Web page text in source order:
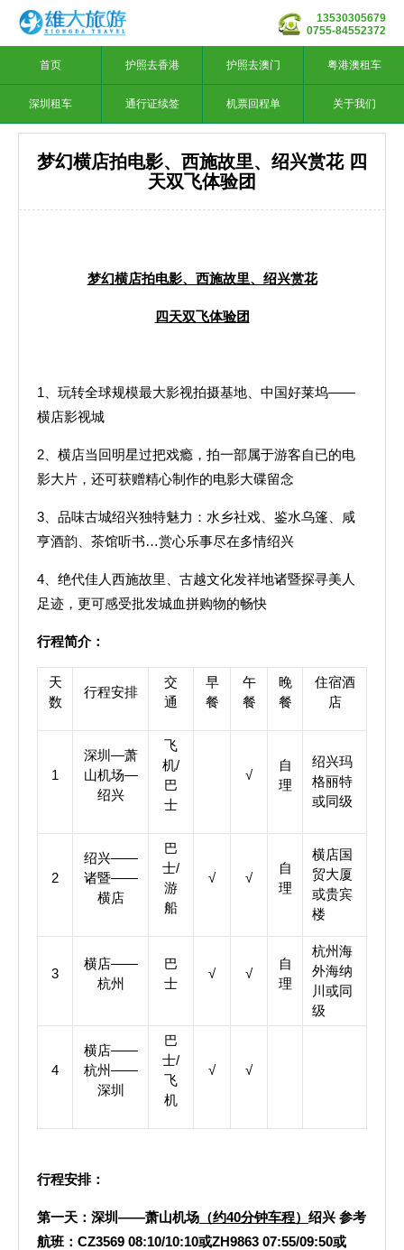
13530305679
0755-84552372
首页 护照去香港 护照去澳门 粤港澳租车
深圳租车 通行证续签 机票回程单 关于我们
梦幻横店拍电影、西施故里、绍兴赏花 四
天双飞体验团
梦幻横店拍电影、西施故里、绍兴赏花
四天双飞体验团
1、玩转全球规模最大影视拍摄基地、中国好莱坞——
横店影视城
2、横店当回明星过把戏瘾，拍一部属于游客自已的电
影大片，还可获赠精心制作的电影大碟留念
3、品味古城绍兴独特魅力：水乡社戏、鉴水乌篷、咸
亨酒韵、茶馆听书…赏心乐事尽在多情绍兴
4、绝代佳人西施故里、古越文化发祥地诸暨探寻美人
足迹，更可感受批发城血拼购物的畅快
行程简介：
天
数
行程安排
交
通
早
餐
午
餐
晚
餐
住宿酒
店
1
深圳—萧
山机场—
绍兴
飞
机/
巴
士
√
自
理
绍兴玛
格丽特
或同级
2
绍兴——
诸暨——
横店
巴
士/
游
船
√ √
自
理
横店国
贸大厦
或贵宾
楼
3
横店——
杭州
巴
士
√ √
自
理
杭州海
外海纳
川或同
级
4
横店——
杭州——
深圳
巴
士/
飞
机
√ √
行程安排：
第一天：深圳——萧山机场 （约40分钟车程） 绍兴 参考
航班：CZ3569 08:10/10:10或ZH9863 07:55/09:50或